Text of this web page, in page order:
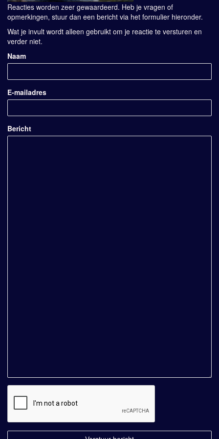
Reacties worden zeer gewaardeerd. Heb je vragen of
opmerkingen, stuur dan een bericht via het formulier hieronder.
Wat je invult wordt alleen gebruikt om je reactie te versturen en
verder niet.
Naam
E-mailadres
Bericht